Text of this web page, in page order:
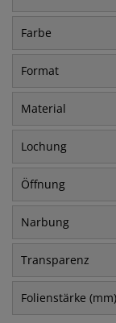
Farbe
Format
Material
Lochung
Öffnung
Narbung
Transparenz
Folienstärke (mm)